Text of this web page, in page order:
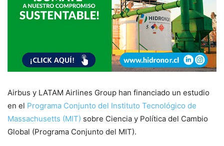
Airbus y LATAM Airlines Group han financiado un estudio
en el Programa Conjunto del Instituto Tecnológico de
Massachusetts (MIT) sobre Ciencia y Política del Cambio
Global (Programa Conjunto del MIT).